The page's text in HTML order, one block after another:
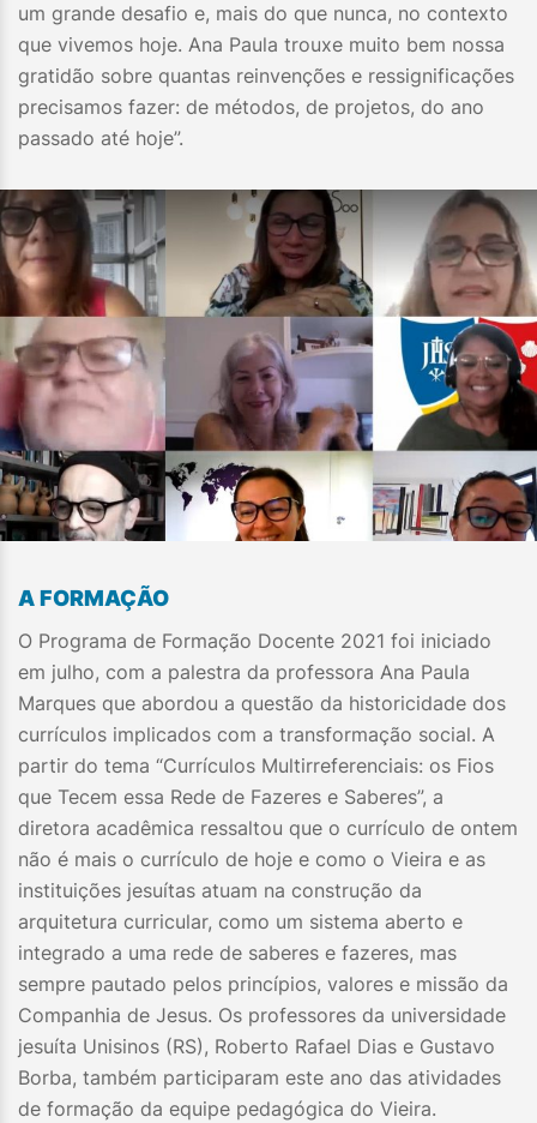
um grande desafio e, mais do que nunca, no contexto
que vivemos hoje. Ana Paula trouxe muito bem nossa
gratidão sobre quantas reinvenções e ressignificações
precisamos fazer: de métodos, de projetos, do ano
passado até hoje”.
A FORMAÇÃO
O Programa de Formação Docente 2021 foi iniciado
em julho, com a palestra da professora Ana Paula
Marques que abordou a questão da historicidade dos
currículos implicados com a transformação social. A
partir do tema “Currículos Multirreferenciais: os Fios
que Tecem essa Rede de Fazeres e Saberes”, a
diretora acadêmica ressaltou que o currículo de ontem
não é mais o currículo de hoje e como o Vieira e as
instituições jesuítas atuam na construção da
arquitetura curricular, como um sistema aberto e
integrado a uma rede de saberes e fazeres, mas
sempre pautado pelos princípios, valores e missão da
Companhia de Jesus. Os professores da universidade
jesuíta Unisinos (RS), Roberto Rafael Dias e Gustavo
Borba, também participaram este ano das atividades
de formação da equipe pedagógica do Vieira.